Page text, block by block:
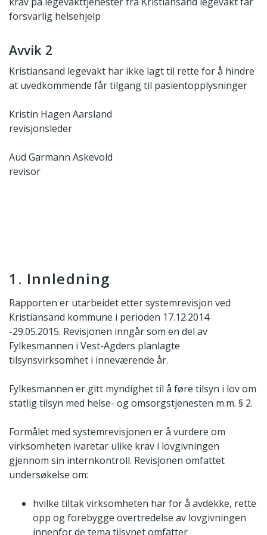
forsvarlig helsehjelp
Avvik 2
Kristiansand legevakt har ikke lagt til rette for å hindre
at uvedkommende får tilgang til pasientopplysninger
Kristin Hagen Aarsland
revisjonsleder
Aud Garmann Askevold
revisor
1. Innledning
Rapporten er utarbeidet etter systemrevisjon ved
Kristiansand kommune i perioden 17.12.2014
-29.05.2015. Revisjonen inngår som en del av
Fylkesmannen i Vest-Agders planlagte
tilsynsvirksomhet i inneværende år.
Fylkesmannen er gitt myndighet til å føre tilsyn i lov om
statlig tilsyn med helse- og omsorgstjenesten m.m. § 2.
Formålet med systemrevisjonen er å vurdere om
virksomheten ivaretar ulike krav i lovgivningen
gjennom sin internkontroll. Revisjonen omfattet
undersøkelse om:
hvilke tiltak virksomheten har for å avdekke, rette
opp og forebygge overtredelse av lovgivningen
innenfor de tema tilsynet omfatter